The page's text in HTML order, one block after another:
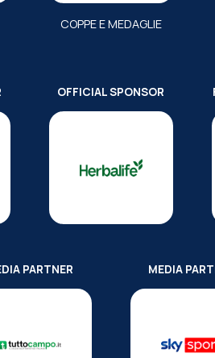
COPPE E MEDAGLIE
OFFICIAL SPONSOR
PARTNER MEDIA